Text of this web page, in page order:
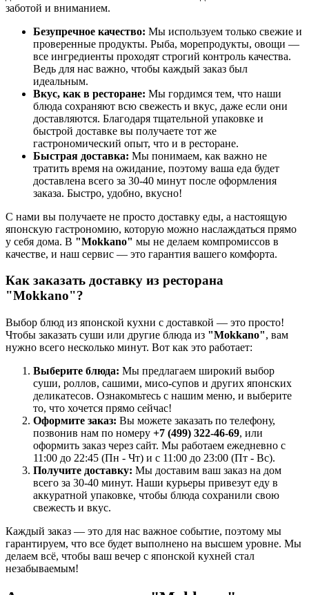
заботой и вниманием.
Безупречное качество: Мы используем только свежие и
проверенные продукты. Рыба, морепродукты, овощи —
все ингредиенты проходят строгий контроль качества.
Ведь для нас важно, чтобы каждый заказ был
идеальным.
Вкус, как в ресторане: Мы гордимся тем, что наши
блюда сохраняют всю свежесть и вкус, даже если они
доставляются. Благодаря тщательной упаковке и
быстрой доставке вы получаете тот же
гастрономический опыт, что и в ресторане.
Быстрая доставка: Мы понимаем, как важно не
тратить время на ожидание, поэтому ваша еда будет
доставлена всего за 30-40 минут после оформления
заказа. Быстро, удобно, вкусно!
С нами вы получаете не просто доставку еды, а настоящую
японскую гастрономию, которую можно наслаждаться прямо
у себя дома. В "Mokkano" мы не делаем компромиссов в
качестве, и наш сервис — это гарантия вашего комфорта.
Как заказать доставку из ресторана
"Mokkano"?
Выбор блюд из японской кухни с доставкой — это просто!
Чтобы заказать суши или другие блюда из "Mokkano", вам
нужно всего несколько минут. Вот как это работает:
Выберите блюда: Мы предлагаем широкий выбор
суши, роллов, сашими, мисо-супов и других японских
деликатесов. Ознакомьтесь с нашим меню, и выберите
то, что хочется прямо сейчас!
Оформите заказ: Вы можете заказать по телефону,
позвонив нам по номеру +7 (499) 322-46-69, или
оформить заказ через сайт. Мы работаем ежедневно с
11:00 до 22:45 (Пн - Чт) и с 11:00 до 23:00 (Пт - Вс).
Получите доставку: Мы доставим ваш заказ на дом
всего за 30-40 минут. Наши курьеры привезут еду в
аккуратной упаковке, чтобы блюда сохранили свою
свежесть и вкус.
Каждый заказ — это для нас важное событие, поэтому мы
гарантируем, что все будет выполнено на высшем уровне. Мы
делаем всё, чтобы ваш вечер с японской кухней стал
незабываемым!